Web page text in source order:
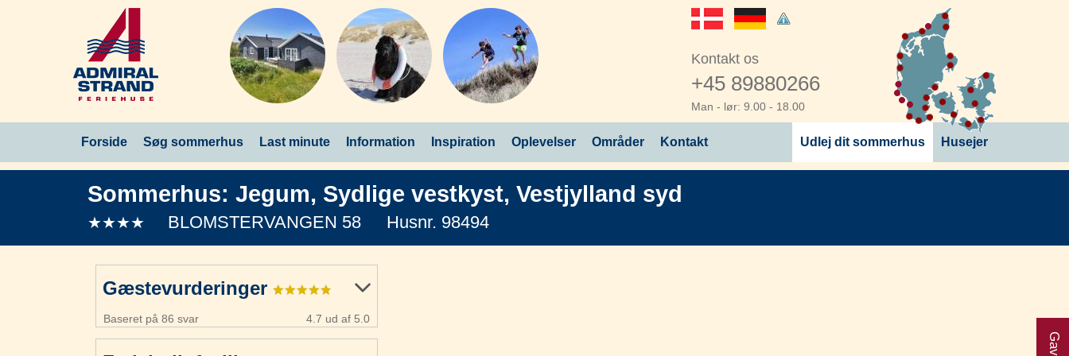
Kontakt os
+45 89880266
Man - lør: 9.00 - 18.00
Forside Søg sommerhus Last minute Information Inspiration Oplevelser Områder Kontakt Husejer
Udlej dit sommerhus
Sommerhus: Jegum, Sydlige vestkyst, Vestjylland syd
★★★★ BLOMSTERVANGEN 58 Husnr. 98494
Gæstevurderinger
Baseret på 86 svar 4.7 ud af 5.0